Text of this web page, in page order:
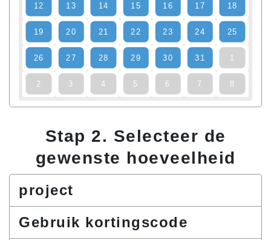
12 13 14 15 16 17 18
19 20 21 22 23 24 25
26 27 28 29 30 31 1
2 3 4 5 6 7 8
Stap 2. Selecteer de
gewenste hoeveelheid
project
Gebruik kortingscode